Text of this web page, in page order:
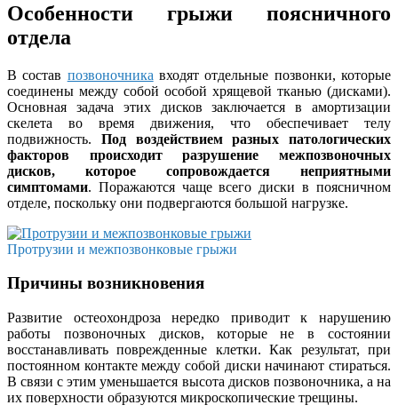
Особенности грыжи поясничного
отдела
В состав позвоночника входят отдельные позвонки, которые
соединены между собой особой хрящевой тканью (дисками).
Основная задача этих дисков заключается в амортизации
скелета во время движения, что обеспечивает телу
подвижность. Под воздействием разных патологических
факторов происходит разрушение межпозвоночных
дисков, которое сопровождается неприятными
симптомами. Поражаются чаще всего диски в поясничном
отделе, поскольку они подвергаются большой нагрузке.
Протрузии и межпозвонковые грыжи
Причины возникновения
Развитие остеохондроза нередко приводит к нарушению
работы позвоночных дисков, которые не в состоянии
восстанавливать поврежденные клетки. Как результат, при
постоянном контакте между собой диски начинают стираться.
В связи с этим уменьшается высота дисков позвоночника, а на
их поверхности образуются микроскопические трещины.